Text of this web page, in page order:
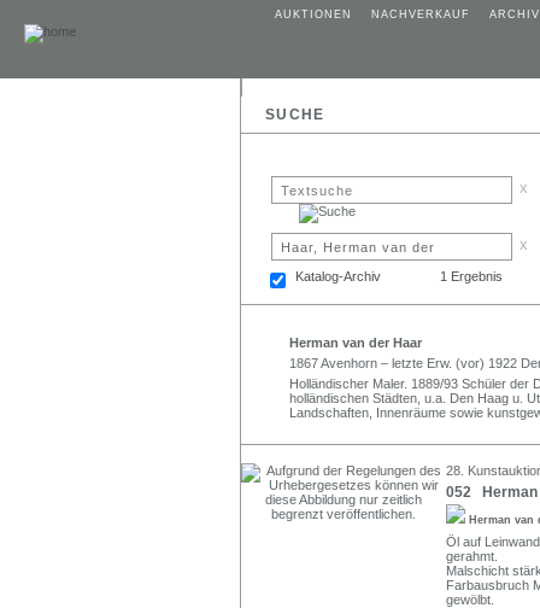
AUKTIONEN NACHVERKAUF ARCHIV
SUCHE
x
x
Katalog-Archiv 1 Ergebnis
Herman van der Haar
1867 Avenhorn – letzte Erw. (vor) 1922
Holländischer Maler. 1889/93 Schüler der
holländischen Städten, u.a. Den Haag u.
Landschaften, Innenräume sowie
28.
052 Herman
Herman van
Öl auf
gerahmt.
Malschicht
Farbausbruch
gewölbt.